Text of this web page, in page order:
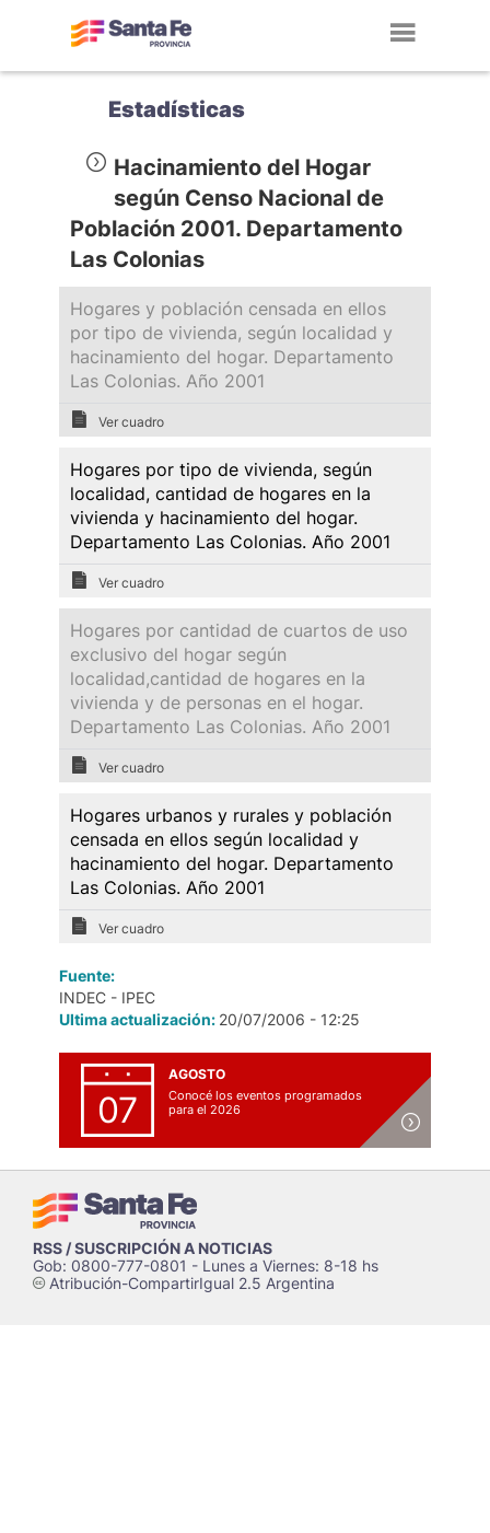
Estadísticas
Hacinamiento del Hogar
según Censo Nacional de
Población 2001. Departamento
Las Colonias
Hogares y población censada en ellos
por tipo de vivienda, según localidad y
hacinamiento del hogar. Departamento
Las Colonias. Año 2001
Ver cuadro
Hogares por tipo de vivienda, según
localidad, cantidad de hogares en la
vivienda y hacinamiento del hogar.
Departamento Las Colonias. Año 2001
Ver cuadro
Hogares por cantidad de cuartos de uso
exclusivo del hogar según
localidad,cantidad de hogares en la
vivienda y de personas en el hogar.
Departamento Las Colonias. Año 2001
Ver cuadro
Hogares urbanos y rurales y población
censada en ellos según localidad y
hacinamiento del hogar. Departamento
Las Colonias. Año 2001
Ver cuadro
Fuente:
INDEC - IPEC
Ultima actualización: 20/07/2006 - 12:25
07
AGOSTO
Conocé los eventos programados
para el 2026
RSS / SUSCRIPCIÓN A NOTICIAS
Gob: 0800-777-0801 - Lunes a Viernes: 8-18 hs
cAtribución-CompartirIgual 2.5 Argentina